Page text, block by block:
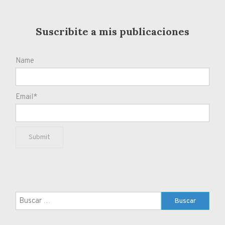
Suscribite a mis publicaciones
Name
Email*
Buscar: